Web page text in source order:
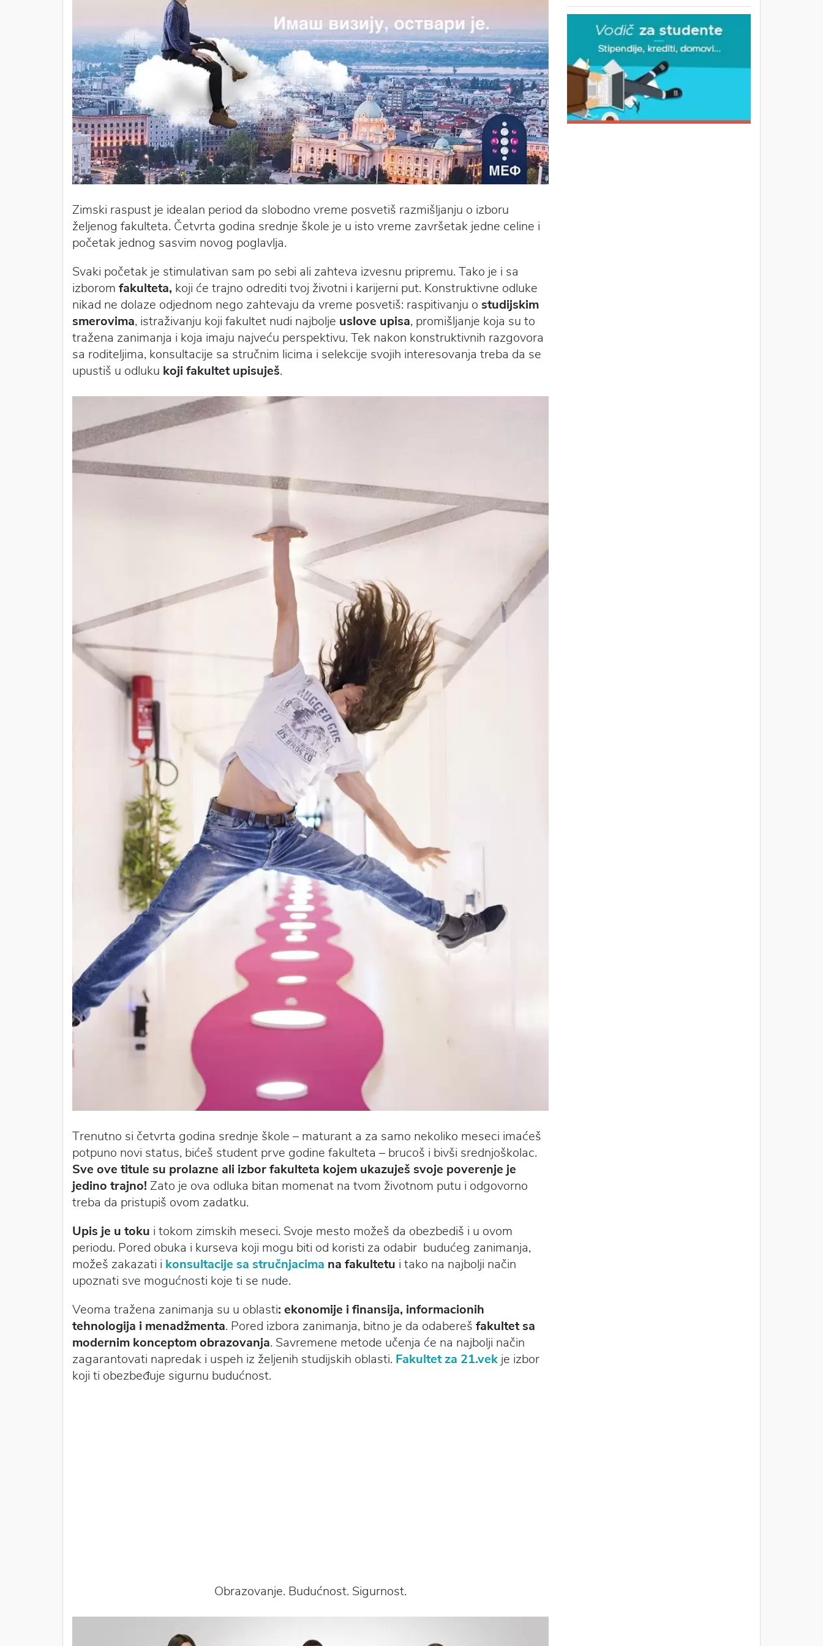
Zimski raspust je idealan period da slobodno vreme posvetiš razmišljanju o izboru
željenog fakulteta. Četvrta godina srednje škole je u isto vreme završetak jedne celine i
početak jednog sasvim novog poglavlja.
Svaki početak je stimulativan sam po sebi ali zahteva izvesnu pripremu. Tako je i sa
izborom fakulteta, koji će trajno odrediti tvoj životni i karijerni put. Konstruktivne odluke
nikad ne dolaze odjednom nego zahtevaju da vreme posvetiš: raspitivanju o studijskim
smerovima, istraživanju koji fakultet nudi najbolje uslove upisa, promišljanje koja su to
tražena zanimanja i koja imaju najveću perspektivu. Tek nakon konstruktivnih razgovora
sa roditeljima, konsultacije sa stručnim licima i selekcije svojih interesovanja treba da se
upustiš u odluku koji fakultet upisuješ.
Trenutno si četvrta godina srednje škole – maturant a za samo nekoliko meseci imaćeš
potpuno novi status, bićeš student prve godine fakulteta – brucoš i bivši srednjoškolac.
Sve ove titule su prolazne ali izbor fakulteta kojem ukazuješ svoje poverenje je
jedino trajno! Zato je ova odluka bitan momenat na tvom životnom putu i odgovorno
treba da pristupiš ovom zadatku.
Upis je u toku i tokom zimskih meseci. Svoje mesto možeš da obezbediš i u ovom
periodu. Pored obuka i kurseva koji mogu biti od koristi za odabir budućeg zanimanja,
možeš zakazati i konsultacije sa stručnjacima na fakultetu i tako na najbolji način
upoznati sve mogućnosti koje ti se nude.
Veoma tražena zanimanja su u oblasti: ekonomije i finansija, informacionih
tehnologija i menadžmenta. Pored izbora zanimanja, bitno je da odabereš fakultet sa
modernim konceptom obrazovanja. Savremene metode učenja će na najbolji način
zagarantovati napredak i uspeh iz željenih studijskih oblasti. Fakultet za 21.vek je izbor
koji ti obezbeđuje sigurnu budućnost.
Obrazovanje. Budućnost. Sigurnost.